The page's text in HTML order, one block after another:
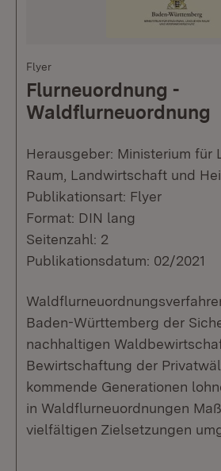
Flyer
Flurneuordnung -
Waldflurneuordnung
Herausgeber: Ministerium für
Raum, Landwirtschaft und
Publikationsart: Flyer
Format: DIN lang
Seitenzahl: 2
Publikationsdatum: 02/2021
Baden-Württemberg der
nachhaltigen
Bewirtschaftung der
kommende Generationen
in Waldflurneuordnungen
vielfältigen Zielsetzungen